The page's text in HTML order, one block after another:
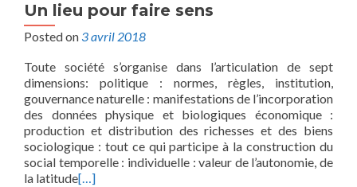
Un lieu pour faire sens
Posted on 3 avril 2018
Toute société s’organise dans l’articulation de sept
dimensions: politique : normes, règles, institution,
gouvernance naturelle : manifestations de l’incorporation
des données physique et biologiques économique :
production et distribution des richesses et des biens
sociologique : tout ce qui participe à la construction du
social temporelle : individuelle : valeur de l’autonomie, de
la latitude[…]